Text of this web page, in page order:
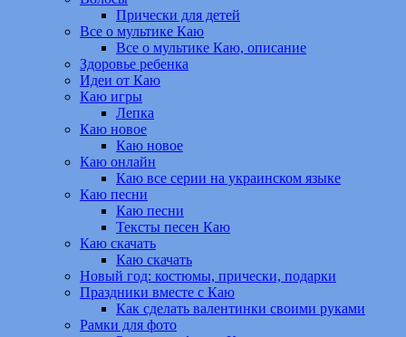
Прически для детей
Все о мультике Каю
Все о мультике Каю, описание
Здоровье ребенка
Идеи от Каю
Каю игры
Лепка
Каю новое
Каю новое
Каю онлайн
Каю все серии на украинском языке
Каю песни
Каю песни
Тексты песен Каю
Каю скачать
Каю скачать
Новый год: костюмы, прически, подарки
Праздники вместе с Каю
Как сделать валентинки своими руками
Рамки для фото